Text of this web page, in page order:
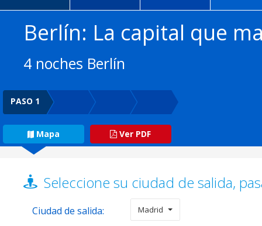
Berlín: La capital que
4 noches Berlín
PASO 1
Mapa Ver PDF
Seleccione su ciudad de salida,
Ciudad de salida: Madrid